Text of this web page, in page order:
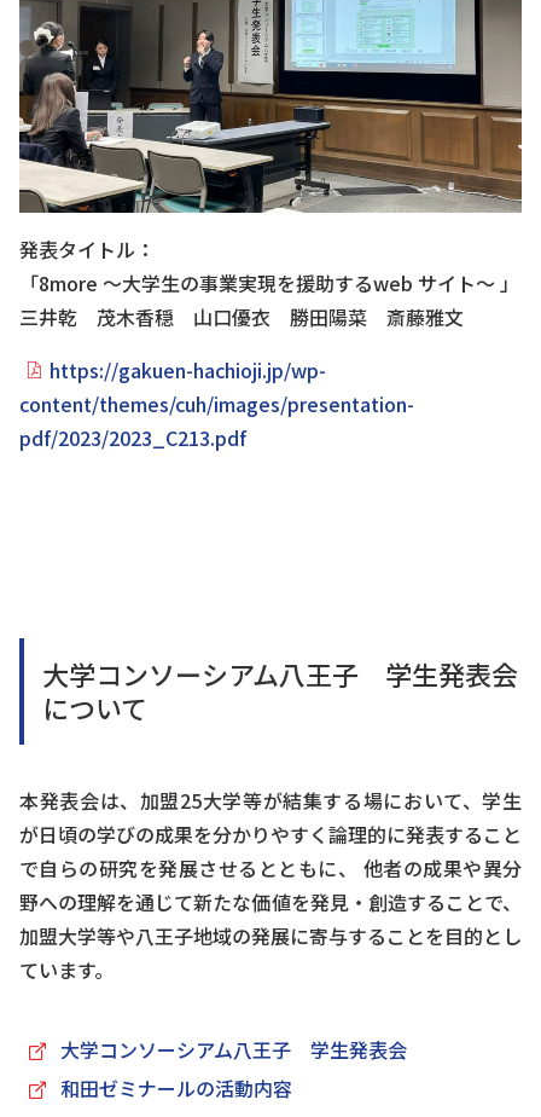
発表タイトル：
「8more 〜⼤学⽣の事業実現を援助するweb サイト〜 」
三井乾 茂⽊⾹穏 ⼭⼝優⾐ 勝⽥陽菜 斎藤雅⽂
https://gakuen-hachioji.jp/wp-
content/themes/cuh/images/presentation-
pdf/2023/2023_C213.pdf
大学コンソーシアム八王子 学生発表会
について
本発表会は、加盟25大学等が結集する場において、学生
が日頃の学びの成果を分かりやすく論理的に発表すること
で自らの研究を発展させるとともに、 他者の成果や異分
野への理解を通じて新たな価値を発見・創造することで、
加盟大学等や八王子地域の発展に寄与することを目的とし
ています。
大学コンソーシアム八王子 学生発表会
和田ゼミナールの活動内容